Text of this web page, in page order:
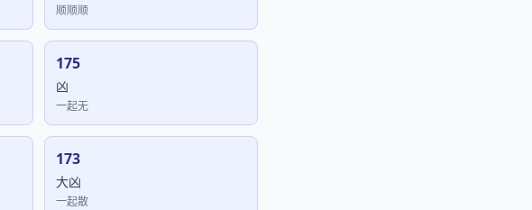
顺顺顺
175
凶
一起无
173
大凶
一起散